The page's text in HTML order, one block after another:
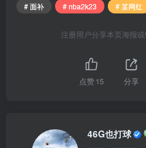
# 面补
# nba2k23 # 某网红
注册用户分享本页海报
点赞15 分享
46G也打球